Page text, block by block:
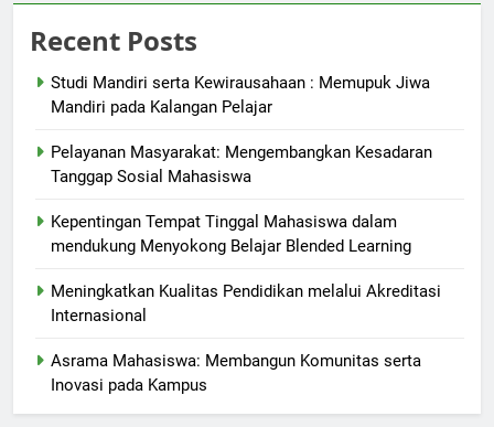
Recent Posts
Studi Mandiri serta Kewirausahaan : Memupuk Jiwa
Mandiri pada Kalangan Pelajar
Pelayanan Masyarakat: Mengembangkan Kesadaran
Tanggap Sosial Mahasiswa
Kepentingan Tempat Tinggal Mahasiswa dalam
mendukung Menyokong Belajar Blended Learning
Meningkatkan Kualitas Pendidikan melalui Akreditasi
Internasional
Asrama Mahasiswa: Membangun Komunitas serta
Inovasi pada Kampus